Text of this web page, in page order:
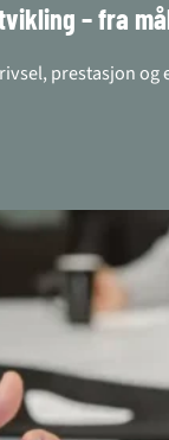
– fra
prestasjon